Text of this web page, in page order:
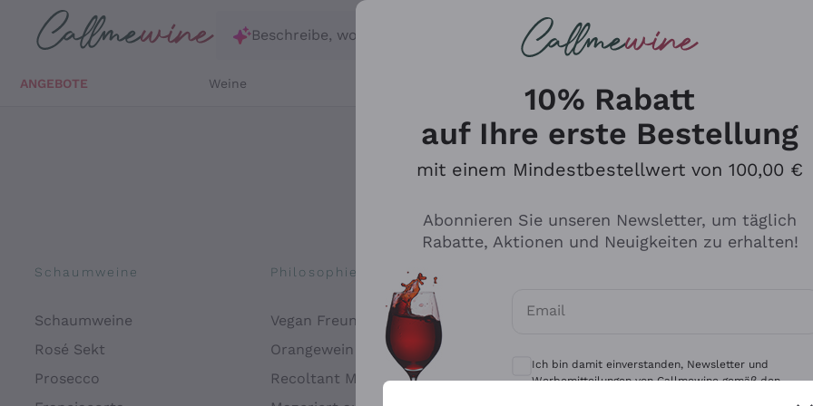
Zum Hauptinhalt springen
Beschreibe, wonach du suchst
ANGEBOTE Weine
Schaumweine
Schaumweine
Rosé Sekt
Prosecco
Philosophien
Vegan Freundlich
Orangewein
Recoltant Manipulant
Antinori
Ca' del Bosco
Gavi
10% Rabatt
auf Ihre erste Bestellung
mit einem Mindestbestellwert von 100,00 €
Abonnieren Sie unseren Newsletter, um täglich
Rabatte, Aktionen und Neuigkeiten zu erhalten!
Email
Optionale Einwilligungen zum Erhalt von
Ich bin damit einverstanden, Newsletter und
Werbemitteilungen von Callmewine gemäß den -